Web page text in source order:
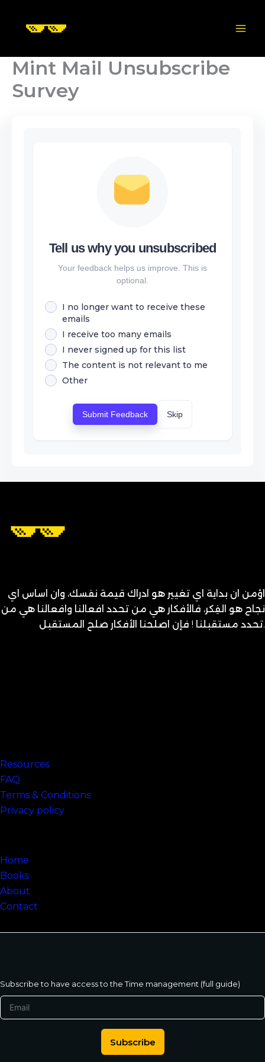
Mint Mail Unsubscribe
Survey
Tell us why you unsubscribed
Your feedback helps us improve. This is
optional.
I no longer want to receive these
emails
I receive too many emails
I never signed up for this list
The content is not relevant to me
Other
Submit Feedback Skip
اؤمن ان بداية اي تغيير هو ادراك قيمة نفسك، وان اساس اي
نجاح هو الفِكر، فالأفكار هي من تحدد افعالنا وافعالنا هي من
تحدد مستقبلنا ! فإن اصلحنا الأفكار صلح المستقبل.
Resources
FAQ
Terms & Conditions
Privacy policy
Home
Books
About
Contact
Subscribe to have access to the Time management (full guide)
Subscribe